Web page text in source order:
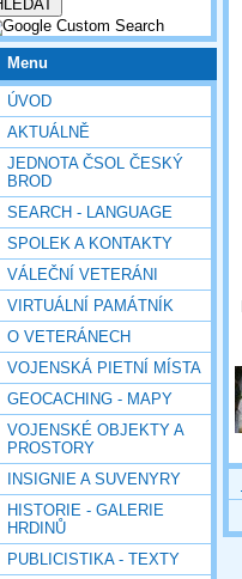
Menu
ÚVOD
AKTUÁLNĚ
JEDNOTA ČSOL ČESKÝ
BROD
SEARCH - LANGUAGE
SPOLEK A KONTAKTY
VÁLEČNÍ VETERÁNI
VIRTUÁLNÍ PAMÁTNÍK
O VETERÁNECH
VOJENSKÁ PIETNÍ MÍSTA
GEOCACHING - MAPY
VOJENSKÉ OBJEKTY A
PROSTORY
INSIGNIE A SUVENYRY
HISTORIE - GALERIE
HRDINŮ
PUBLICISTIKA - TEXTY